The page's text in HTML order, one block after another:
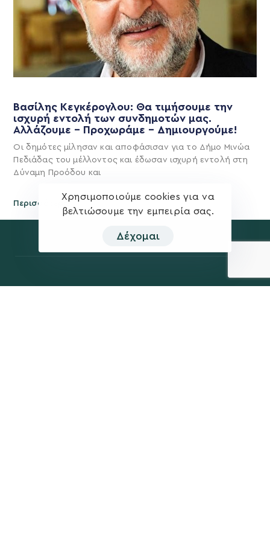
Βασίλης Κεγκέρογλου: Θα τιμήσουμε την
ισχυρή εντολή των συνδημοτών μας.
Αλλάζουμε – Προχωράμε – Δημιουργούμε!
Οι δημότες μίλησαν και αποφάσισαν για το Δήμο Μινώα
Πεδιάδας του μέλλοντος και έδωσαν ισχυρή εντολή στη
Δύναμη Προόδου και
Περισσότερα
Χρησιμοποιούμε cookies για να
βελτιώσουμε την εμπειρία σας.
Δέχομαι